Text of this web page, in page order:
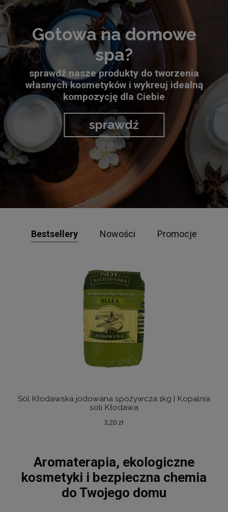
Gotowa na domowe
spa?
sprawdź nasze produkty do tworzenia
własnych kosmetyków i wykreuj idealną
kompozycję dla Ciebie
sprawdź
Bestsellery Nowości Promocje
Sól Kłodawska jodowana spożywcza 1kg | Kopalnia
soli Kłodawa
3,20 zł
Aromaterapia, ekologiczne
kosmetyki i bezpieczna chemia
do Twojego domu